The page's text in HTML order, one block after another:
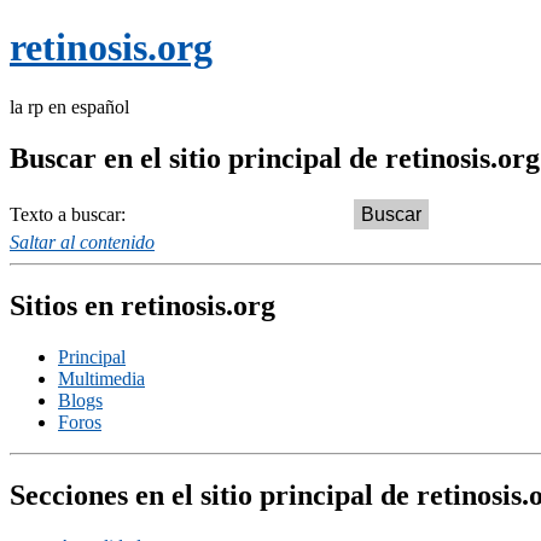
retinosis.org
la rp en español
Buscar en el sitio principal de retinosis.org
Texto a buscar:
Saltar al contenido
Sitios en retinosis.org
Principal
Multimedia
Blogs
Foros
Secciones en el sitio principal de